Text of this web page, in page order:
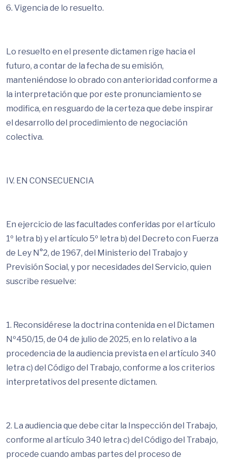
6. Vigencia de lo resuelto.
Lo resuelto en el presente dictamen rige hacia el
futuro, a contar de la fecha de su emisión,
manteniéndose lo obrado con anterioridad conforme a
la interpretación que por este pronunciamiento se
modifica, en resguardo de la certeza que debe inspirar
el desarrollo del procedimiento de negociación
colectiva.
IV. EN CONSECUENCIA
En ejercicio de las facultades conferidas por el artículo
1º letra b) y el artículo 5º letra b) del Decreto con Fuerza
de Ley N°2, de 1967, del Ministerio del Trabajo y
Previsión Social, y por necesidades del Servicio, quien
suscribe resuelve:
1. Reconsidérese la doctrina contenida en el Dictamen
Nº450/15, de 04 de julio de 2025, en lo relativo a la
procedencia de la audiencia prevista en el artículo 340
letra c) del Código del Trabajo, conforme a los criterios
interpretativos del presente dictamen.
2. La audiencia que debe citar la Inspección del Trabajo,
conforme al artículo 340 letra c) del Código del Trabajo,
procede cuando ambas partes del proceso de